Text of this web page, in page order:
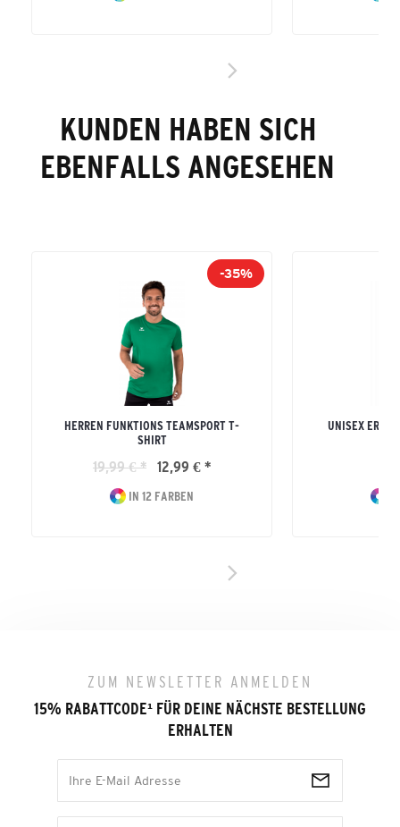
KUNDEN HABEN SICH
EBENFALLS ANGESEHEN
-35%
HERREN FUNKTIONS TEAMSPORT T-
SHIRT
19,99 € * 12,99 € *
IN 12 FARBEN
UNISEX
ZUM NEWSLETTER ANMELDEN
15% RABATTCODE¹ FÜR DEINE NÄCHSTE BESTELLUNG
ERHALTEN